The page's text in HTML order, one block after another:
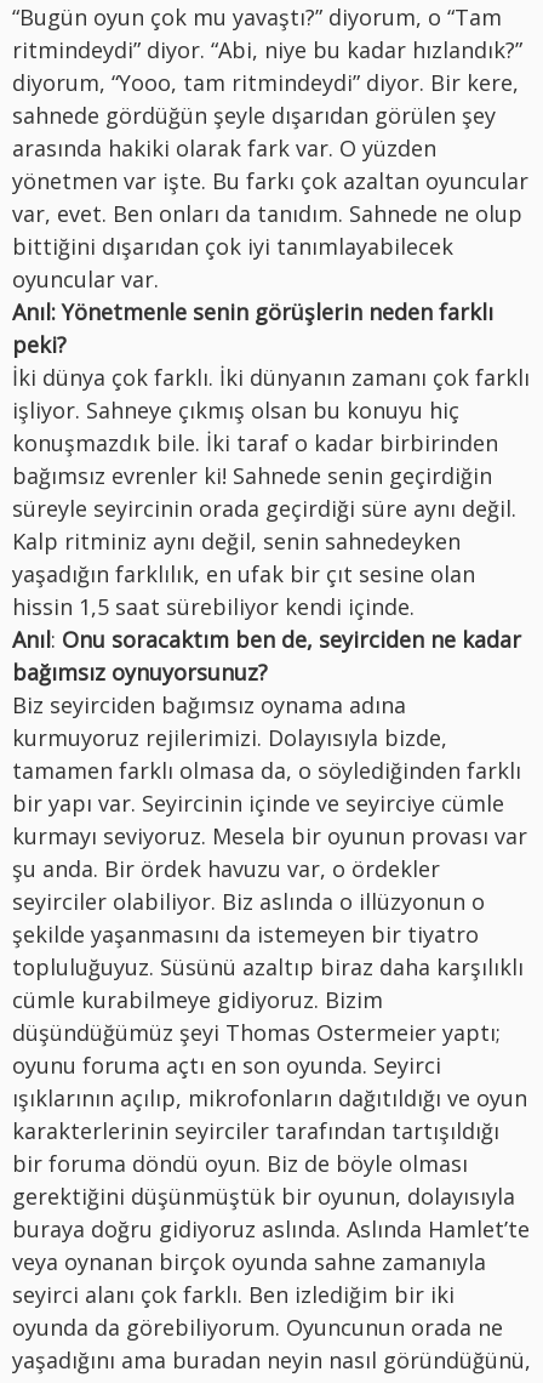
“Bugün oyun çok mu yavaştı?” diyorum, o “Tam
ritmindeydi” diyor. “Abi, niye bu kadar hızlandık?”
diyorum, “Yooo, tam ritmindeydi” diyor. Bir kere,
sahnede gördüğün şeyle dışarıdan görülen şey
arasında hakiki olarak fark var. O yüzden
yönetmen var işte. Bu farkı çok azaltan oyuncular
var, evet. Ben onları da tanıdım. Sahnede ne olup
bittiğini dışarıdan çok iyi tanımlayabilecek
oyuncular var.
Anıl: Yönetmenle senin görüşlerin neden farklı
peki?
İki dünya çok farklı. İki dünyanın zamanı çok farklı
işliyor. Sahneye çıkmış olsan bu konuyu hiç
konuşmazdık bile. İki taraf o kadar birbirinden
bağımsız evrenler ki! Sahnede senin geçirdiğin
süreyle seyircinin orada geçirdiği süre aynı değil.
Kalp ritminiz aynı değil, senin sahnedeyken
yaşadığın farklılık, en ufak bir çıt sesine olan
hissin 1,5 saat sürebiliyor kendi içinde.
Anıl: Onu soracaktım ben de, seyirciden ne kadar
bağımsız oynuyorsunuz?
Biz seyirciden bağımsız oynama adına
kurmuyoruz rejilerimizi. Dolayısıyla bizde,
tamamen farklı olmasa da, o söylediğinden farklı
bir yapı var. Seyircinin içinde ve seyirciye cümle
kurmayı seviyoruz. Mesela bir oyunun provası var
şu anda. Bir ördek havuzu var, o ördekler
seyirciler olabiliyor. Biz aslında o illüzyonun o
şekilde yaşanmasını da istemeyen bir tiyatro
topluluğuyuz. Süsünü azaltıp biraz daha karşılıklı
cümle kurabilmeye gidiyoruz. Bizim
düşündüğümüz şeyi Thomas Ostermeier yaptı;
oyunu foruma açtı en son oyunda. Seyirci
ışıklarının açılıp, mikrofonların dağıtıldığı ve oyun
karakterlerinin seyirciler tarafından tartışıldığı
bir foruma döndü oyun. Biz de böyle olması
gerektiğini düşünmüştük bir oyunun, dolayısıyla
buraya doğru gidiyoruz aslında. Aslında Hamlet’te
veya oynanan birçok oyunda sahne zamanıyla
seyirci alanı çok farklı. Ben izlediğim bir iki
oyunda da görebiliyorum. Oyuncunun orada ne
yaşadığını ama buradan neyin nasıl göründüğünü,